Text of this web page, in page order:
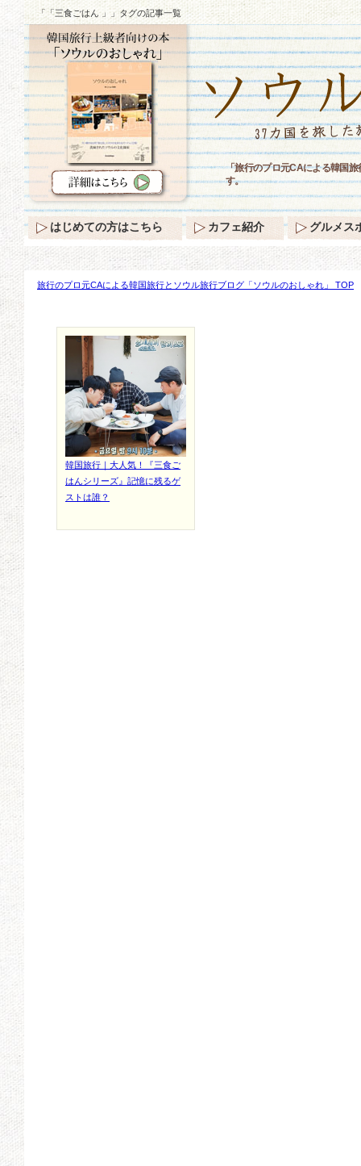
「「三食ごはん 」」タグの記事一覧
旅行のプロ元CAによる韓国旅行とソウル旅行ブログ「ソウルのおしゃれ」 TOP
韓国旅行｜大人気！『三食ご
はんシリーズ』記憶に残るゲ
ストは誰？
「旅行のプロ元CAによる韓国
す。
はじめての方はこちら カフェ紹介 グルメス